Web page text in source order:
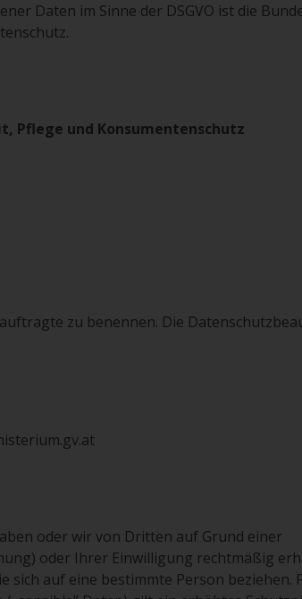
Daten im Sinne der DSGVO ist die
Pflege und Konsumentenschutz
zu benennen. Die
oder wir von Dritten auf Grund einer
oder Ihrer Einwilligung rechtmäßig
sich auf eine bestimmte Person beziehen.